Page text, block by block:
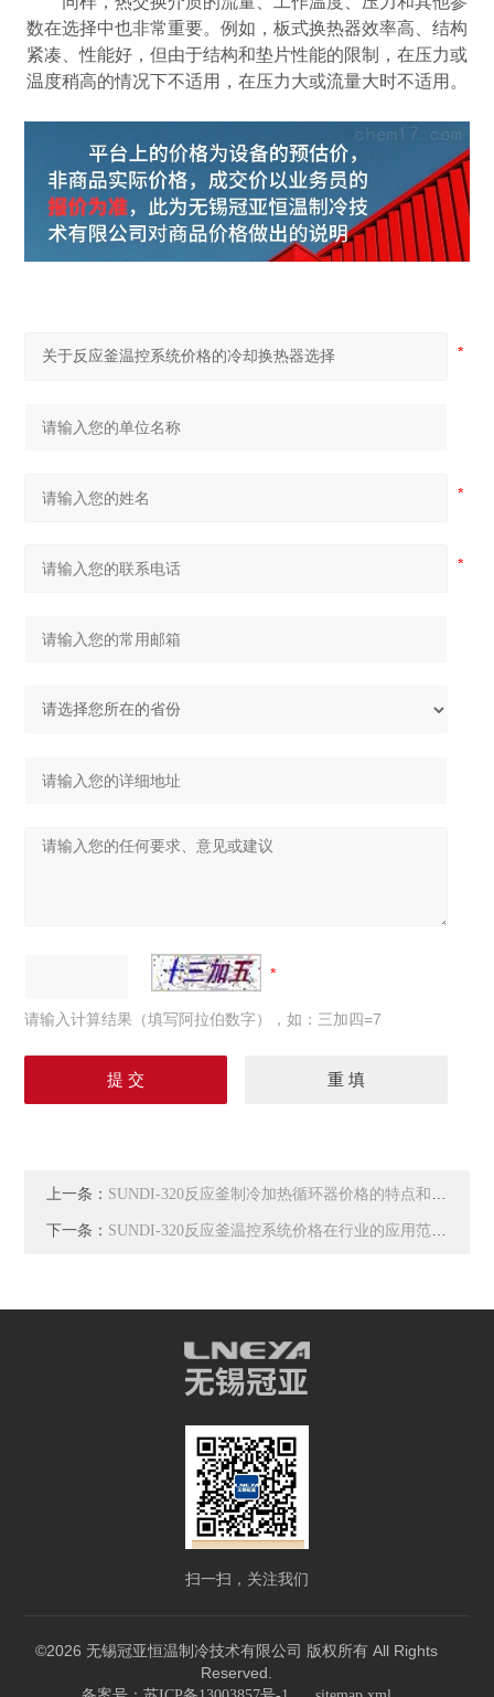
数在选择中也非常重要。例如，板式换热器效率高、结构
紧凑、性能好，但由于结构和垫片性能的限制，在压力或
温度稍高的情况下不适用，在压力大或流量大时不适用。
请输入计算结果（填写阿拉伯数字），如：三加四=7
上一条： SUNDI-320反应釜制冷加热循环器价格的特点和结构分析
下一条： SUNDI-320反应釜温控系统价格在行业的应用范围有哪些
扫一扫，关注我们
©2026 无锡冠亚恒温制冷技术有限公司 版权所有 All Rights
Reserved.